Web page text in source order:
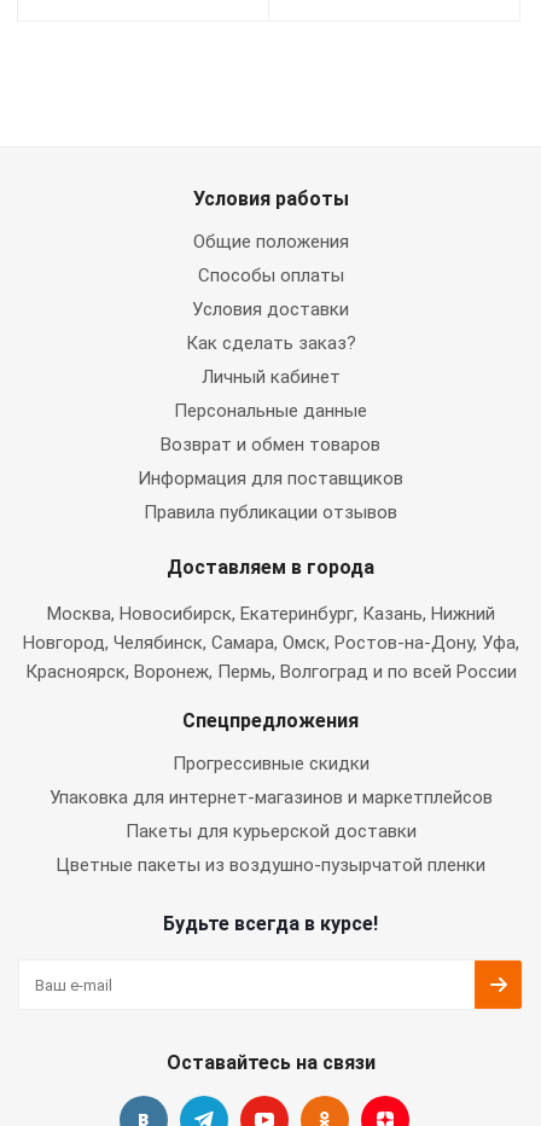
Условия работы
Общие положения
Способы оплаты
Условия доставки
Как сделать заказ?
Личный кабинет
Персональные данные
Возврат и обмен товаров
Информация для поставщиков
Правила публикации отзывов
Доставляем в города
Москва, Новосибирск, Екатеринбург, Казань, Нижний
Новгород, Челябинск, Самара, Омск, Ростов-на-Дону, Уфа,
Красноярск, Воронеж, Пермь, Волгоград и по всей России
Спецпредложения
Прогрессивные скидки
Упаковка для интернет-магазинов и маркетплейсов
Пакеты для курьерской доставки
Цветные пакеты из воздушно-пузырчатой пленки
Будьте всегда в курсе!
Оставайтесь на связи